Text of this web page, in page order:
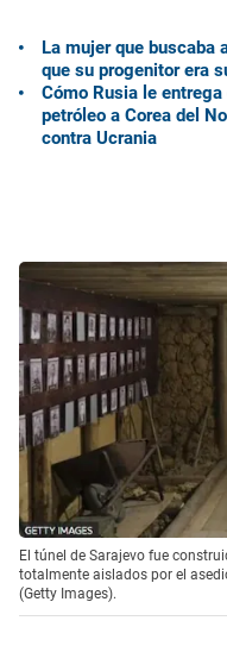
La mujer que buscaba
que su progenitor era
Cómo Rusia le
petróleo a Corea del
contra Ucrania
El túnel de Sarajevo fue
totalmente aislados por el
(Getty Images).